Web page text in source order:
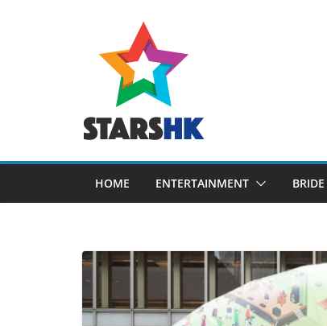
HOME ENTERTAINMENT BRIDE